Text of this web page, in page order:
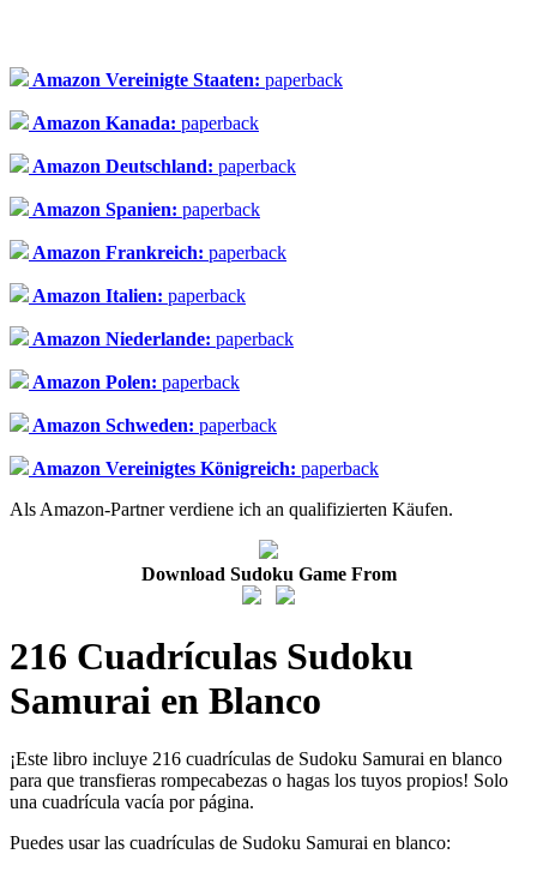
Amazon Vereinigte Staaten: paperback
Amazon Kanada: paperback
Amazon Deutschland: paperback
Amazon Spanien: paperback
Amazon Frankreich: paperback
Amazon Italien: paperback
Amazon Niederlande: paperback
Amazon Polen: paperback
Amazon Schweden: paperback
Amazon Vereinigtes Königreich: paperback
Als Amazon-Partner verdiene ich an qualifizierten Käufen.
Download Sudoku Game From
216 Cuadrículas Sudoku
Samurai en Blanco
¡Este libro incluye 216 cuadrículas de Sudoku Samurai en blanco
para que transfieras rompecabezas o hagas los tuyos propios! Solo
una cuadrícula vacía por página.
Puedes usar las cuadrículas de Sudoku Samurai en blanco: